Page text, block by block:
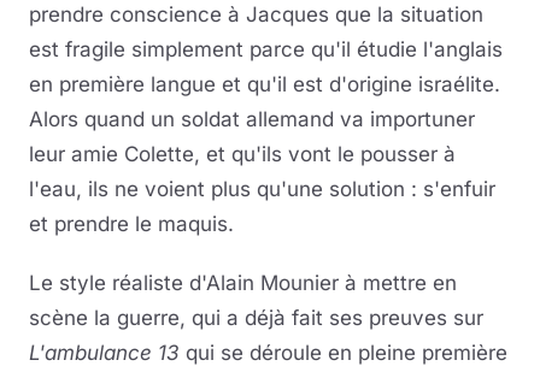
prendre conscience à Jacques que la situation
est fragile simplement parce qu'il étudie l'anglais
en première langue et qu'il est d'origine israélite.
Alors quand un soldat allemand va importuner
leur amie Colette, et qu'ils vont le pousser à
l'eau, ils ne voient plus qu'une solution : s'enfuir
et prendre le maquis.
Le style réaliste d'Alain Mounier à mettre en
scène la guerre, qui a déjà fait ses preuves sur
L'ambulance 13 qui se déroule en pleine première